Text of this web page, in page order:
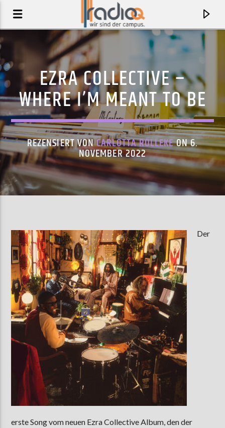
AKTUELLER TRACK
AKTUELLE SENDUNG
MOEBIUS
19:00 24:00
ZU HÖREN INMünster90,9 MHzSteinfurt103,9 MHz
EZRA COLLECTIVE –
WHERE I’M MEANT TO BE
REZENSIERT VONCARLOTTA RÖLLEKEON 6.
NOVEMBER 2022
Der
erste Song vom neuen Ezra Collective Album, den der